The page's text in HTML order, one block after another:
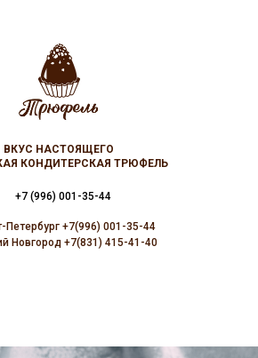
ВКУС НАСТОЯЩЕГО
КОНДИТЕРСКАЯ ТРЮФЕЛЬ
+7 (996) 001-35-44
Петербург +7(996) 001-35-44
Новгород +7(831) 415-41-40